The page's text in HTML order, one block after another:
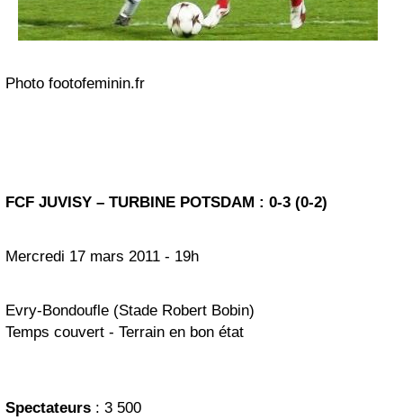
Photo footofeminin.fr
FCF JUVISY – TURBINE POTSDAM : 0-3 (0-2)
Mercredi 17 mars 2011 - 19h
Evry-Bondoufle (Stade Robert Bobin)
Temps couvert - Terrain en bon état
Spectateurs : 3 500